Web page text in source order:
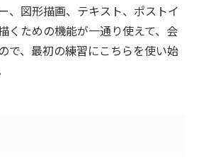
、図形描画、テキスト、ポストイ
くための機能が一通り使えて、 会
で、最初の練習にこちらを使い始